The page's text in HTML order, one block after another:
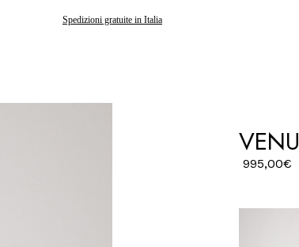
Spedizioni gratuite in Italia
effettuati dopo il 7 agosto saranno spediti a partire dal 24 agosto
995,00€